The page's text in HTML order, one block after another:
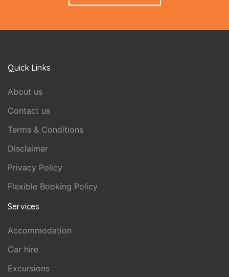
Quick Links
About us
Contact us
Terms & Conditions
Disclaimer
Privacy Policy
Flexible Booking Policy
Services
Accommodation
Car hire
Excursions